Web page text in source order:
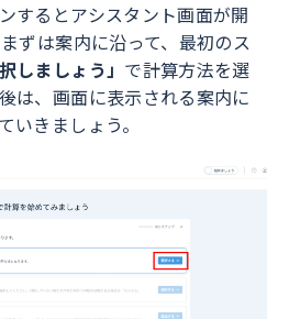
するとアシスタント画面が開
ずは案内に沿って、最初のス
しましょう」 で計算方法を選
は、画面に表示される案内に
いきましょう。